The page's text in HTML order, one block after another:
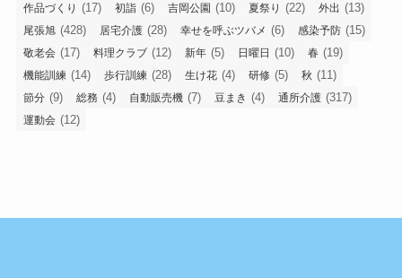
作品づくり (17) 初詣 (6) 吉岡公園 (10) 夏祭り (22) 外出 (13)
尾張旭 (428) 居宅介護 (28) 幸せを呼ぶツバメ (6) 感染予防 (15)
敬老会 (17) 料理クラブ (12) 新年 (5) 日曜日 (10) 春 (19)
機能訓練 (14) 歩行訓練 (28) 生け花 (4) 研修 (5) 秋 (11)
節分 (9) 総務 (4) 自動販売機 (7) 豆まき (4) 通所介護 (317)
運動会 (12)